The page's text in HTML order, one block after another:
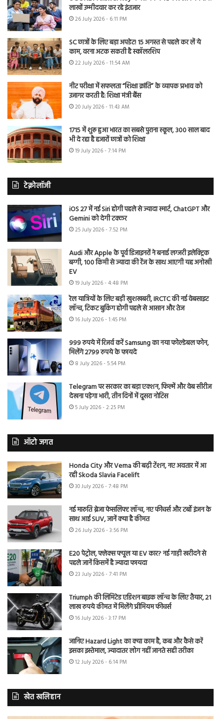
लाखों उम्मीदवार कर रहे इंतजार
26 July 2026 - 6:11 PM
SC छात्रों के लिए बड़ा अपडेट! 15 अगस्त से पहले कर लें ये
काम, वरना अटक सकती है स्कॉलरशिप
22 July 2026 - 11:54 AM
नीट परीक्षा में सफलता “शिक्षा क्रांति” के व्यापक प्रभाव को
उजागर करती है: शिक्षा मंत्री बैंस
20 July 2026 - 11:43 AM
1715 में शुरू हुआ भारत का सबसे पुराना स्कूल, 300 साल बाद
भी दे रहा है हजारों छात्रों को शिक्षा
19 July 2026 - 7:14 PM
टेक्नोलॉजी
iOS 27 में नई Siri होगी पहले से ज्यादा स्मार्ट, ChatGPT और
Gemini को देगी टक्कर
25 July 2026 - 7:52 PM
Audi और Apple के पूर्व डिजाइनरों ने बनाई लग्जरी इलेक्ट्रिक
बग्गी, 100 किमी से ज्यादा की रेंज के साथ आएगी यह अनोखी
EV
19 July 2026 - 4:48 PM
रेल यात्रियों के लिए बड़ी खुशखबरी, IRCTC की नई वेबसाइट
लॉन्च, टिकट बुकिंग होगी पहले से आसान और तेज
16 July 2026 - 1:45 PM
999 रुपये में रिजर्व करें Samsung का नया फोल्डेबल फोन,
मिलेंगे 2799 रुपये के फायदे
8 July 2026 - 5:54 PM
Telegram पर सरकार का बड़ा एक्शन, फिल्में और वेब सीरीज
देखना पड़ेगा भारी, तीन दिनों में दूसरा नोटिस
5 July 2026 - 2:25 PM
ऑटो जगत
Honda City और Verna की बढ़ी टेंशन, नए अवतार में आ
रही Skoda Slavia Facelift
30 July 2026 - 7:48 PM
नई मारुति ब्रेजा फेसलिफ्ट लॉन्च, नए फीचर्स और टर्बो इंजन के
साथ आई SUV, जानें क्या है कीमत
26 July 2026 - 3:56 PM
E20 पेट्रोल, फ्लेक्स फ्यूल या EV कार? नई गाड़ी खरीदने से
पहले जानें किसमें है ज्यादा फायदा
23 July 2026 - 7:41 PM
Triumph की लिमिटेड एडिशन बाइक लॉन्च के लिए तैयार, 21
लाख रुपये कीमत में मिलेंगे प्रीमियम फीचर्स
16 July 2026 - 3:17 PM
जानिए Hazard Light का क्या काम है, कब और कैसे करें
इसका इस्तेमाल, ज्यादातर लोग नहीं जानते सही तरीका
12 July 2026 - 6:14 PM
खेत खलिहान